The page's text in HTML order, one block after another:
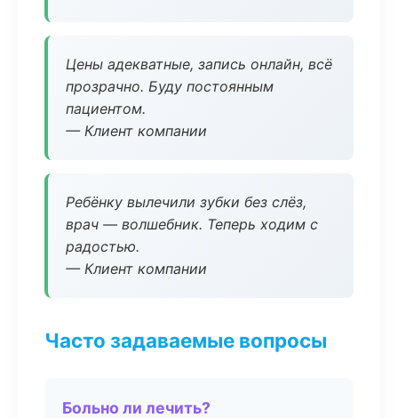
Цены адекватные, запись онлайн, всё
прозрачно. Буду постоянным
пациентом.
— Клиент компании
Ребёнку вылечили зубки без слёз,
врач — волшебник. Теперь ходим с
радостью.
— Клиент компании
Часто задаваемые вопросы
Больно ли лечить?